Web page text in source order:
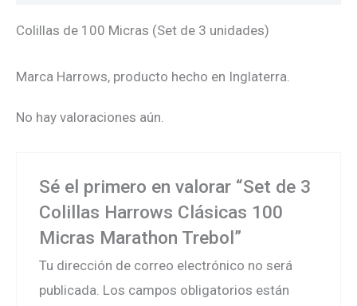
Colillas de 100 Micras (Set de 3 unidades)
Marca Harrows, producto hecho en Inglaterra.
No hay valoraciones aún.
Sé el primero en valorar “Set de 3
Colillas Harrows Clásicas 100
Micras Marathon Trebol”
Tu dirección de correo electrónico no será
publicada. Los campos obligatorios están